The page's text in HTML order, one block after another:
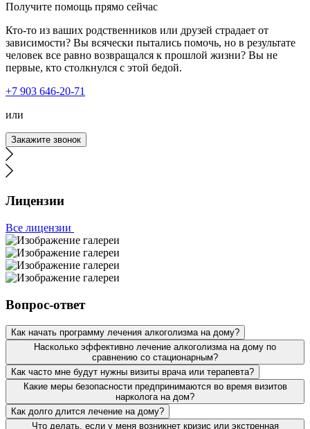
Каждый мой запой переносился все тяжелее и тяжелее.
Огромное спасибо вашей бригаде, приехали в течение
часа. Поставили капельницу и через несколько часов
на следующий день, так как интоксикация была
большая. На следующий день мне позвонили и
уточнили мое состояние, подтвердили время выезда.
Бригада также приехала быстро. Снова была проведена
рекомендации: что есть, что пить, какие лекарства
принимать. Огромное спасибо , поставили на ноги.
Моя сестра лежала в вашей клинике пол года назад, с
алкогольной зависимостью. Наша семья до последнего
не верила, что что-то уже изменится, но, обратившись к
вам, у нас появилась надежда. Привезли её мы с
сильным алкогольным отравлением, специалисты сразу
провели комплекс мер, сделали детоксикацию и
назначили лечение. Сестре, да и нам, конечно же,
понравился комплексный подход к проблеме. Сестра
очень довольна условиями пребывания в стационаре.
Говорит, такое трепетное отношение видит первый раз,
хотя она у нас много где лежала. Вот уже пол года
прошло, а сестра ни разу не притронулась к алкоголю.
Мы вам очень благодарны за ваш труд.
Получите помощь прямо сейчас
Кто-то из ваших родственников или друзей страдает от
зависимости? Вы всячески пытались помочь, но в результате
человек все равно возвращался к прошлой жизни? Вы не
первые, кто столкнулся с этой бедой.
+7 903 646-20-71
или
Закажите звонок
Лицензии
Все лицензии
Вопрос-ответ
Как начать программу лечения алкоголизма на дому?
Насколько эффективно лечение алкоголизма на дому по
сравнению со стационарным?
Как часто мне будут нужны визиты врача или терапевта?
Какие меры безопасности предпринимаются во время визитов
нарколога на дом?
Как долго длится лечение на дому?
Что делать, если у меня возникнет кризис или экстренная